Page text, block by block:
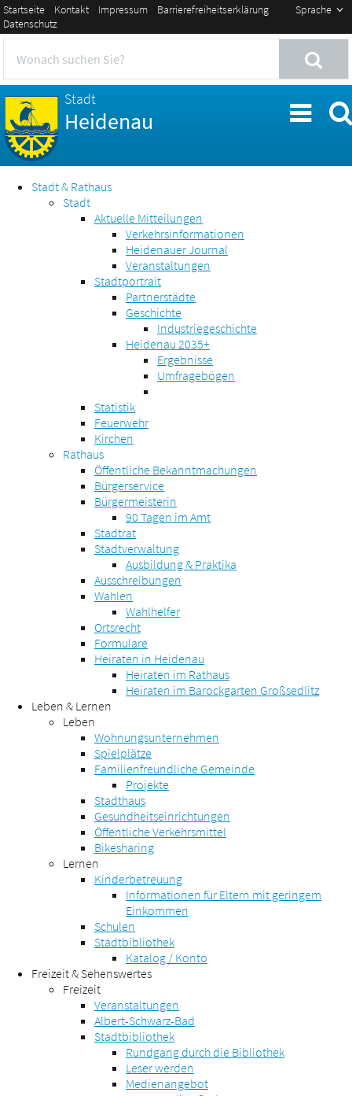
Sprache
Startseite Kontakt Impressum
Barrierefreiheitserklärung
Datenschutz
Stadt
Heidenau
Stadt & Rathaus
Stadt
Aktuelle Mitteilungen
Verkehrsinformationen
Heidenauer Journal
Veranstaltungen
Stadtportrait
Partnerstädte
Geschichte
Industriegeschichte
Heidenau 2035+
Ergebnisse
Umfragebögen
Statistik
Feuerwehr
Kirchen
Rathaus
Öffentliche Bekanntmachungen
Bürgerservice
Bürgermeisterin
90 Tagen im Amt
Stadtrat
Stadtverwaltung
Ausbildung & Praktika
Ausschreibungen
Wahlen
Wahlhelfer
Ortsrecht
Formulare
Heiraten in Heidenau
Heiraten im Rathaus
Heiraten im Barockgarten Großsedlitz
Leben & Lernen
Leben
Wohnungsunternehmen
Spielplätze
Familienfreundliche Gemeinde
Projekte
Stadthaus
Gesundheitseinrichtungen
Öffentliche Verkehrsmittel
Bikesharing
Lernen
Kinderbetreuung
Informationen für Eltern mit geringem
Einkommen
Schulen
Stadtbibliothek
Katalog / Konto
Freizeit & Sehenswertes
Freizeit
Veranstaltungen
Albert-Schwarz-Bad
Stadtbibliothek
Rundgang durch die Bibliothek
Leser werden
Medienangebot